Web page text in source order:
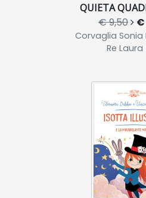
QUIETA
€ 9,50 €
Corvaglia Sonia
Re Laura